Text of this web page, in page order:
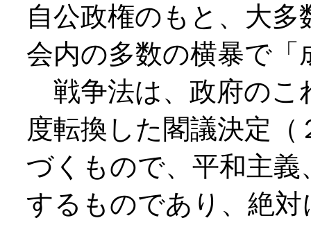
自公政権のもと、大
会内の多数の横暴で
戦争法は、政府のこ
度転換した閣議決定
づくもので、平和主
するものであり、絶